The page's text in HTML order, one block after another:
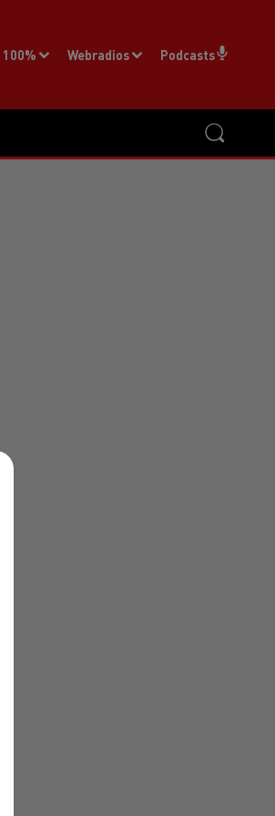
100% Webradios Podcasts